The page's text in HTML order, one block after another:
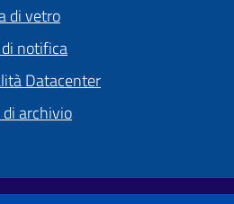
di vetro
notifica
Datacenter
di archivio